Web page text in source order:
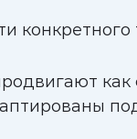
конкретного